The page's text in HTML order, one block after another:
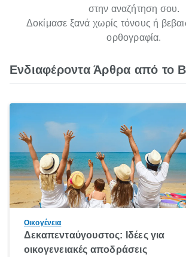
στην αναζήτηση σου.
Δοκίμασε ξανά χωρίς τόνους ή
ορθογραφία.
Ενδιαφέροντα Άρθρα από το
Οικογένεια
Δεκαπενταύγουστος: Ιδέες για
οικογενειακές αποδράσεις